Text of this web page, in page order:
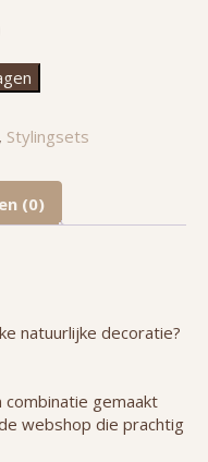
, Stylingsets
(0)
natuurlijke decoratie?
gemaakt
webshop die prachtig